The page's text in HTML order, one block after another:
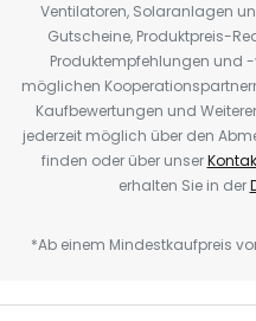
Ventilatoren, Solaranlagen
Gutscheine, Produktpreis-
Produktempfehlungen und
möglichen
Kaufbewertungen und
jederzeit möglich über den
finden oder über unser
erhalten Sie in der
*Ab einem Mindestkaufpreis